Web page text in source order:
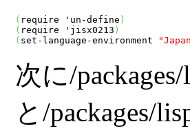
( require 'un-define )
( require 'jisx0213 )
( set-language-environment
次に/
と/packages/